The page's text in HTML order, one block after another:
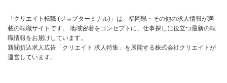
「クリエイト転職 (ジョブターミナル)」は、福岡県・その他の求人情報が満
載の転職サイトです。 地域密着をコンセプトに、仕事探しに役立つ最新の転
職情報をお届けしています。
新聞折込求人広告「クリエイト 求人特集」を展開する株式会社クリエイトが
運営しています。